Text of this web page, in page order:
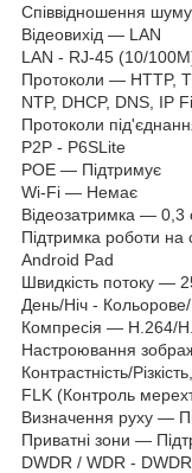
Співвідношення
Відеовихід — LAN
LAN - RJ-45 (10/
Протоколи — HTTP,
NTP, DHCP, DNS, IP
Протоколи
P2P - P6SLite
POE — Підтримує
Wi-Fi — Немає
Відеозатримка — 0,3
Підтримка роботи
Android Pad
Швидкість потоку —
День/Ніч -
Компресія — H.264/
Настроювання
Контрастність/
FLK (Контроль
Визначення руху —
Приватні зони —
DWDR / WDR - DWDR